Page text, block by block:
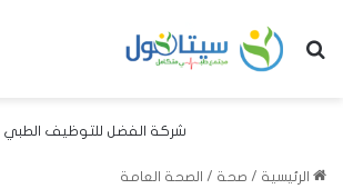
بحث عن
شركة الفضل للتوظيف الطبي
الرئيسية / صحة / الصحة العامة